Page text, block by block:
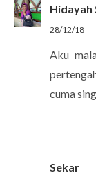
28/12/18
Aku
cuma
Sekar